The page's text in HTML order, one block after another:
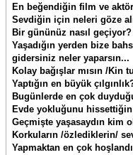
En beğendiğin film ve
Sevdiğin için neleri göze
Bir gününüz nasıl geçiyor?
Yaşadığın yerden bize
gidersiniz neler yaparsın...
Kolay bağışlar mısın /Kin
Yaptığın en büyük
Bugünlerde en çok
Evde yokluğunu
Geçmişte yaşasaydın kim
Korkuların /özlediklerin/
Yapmaktan en çok